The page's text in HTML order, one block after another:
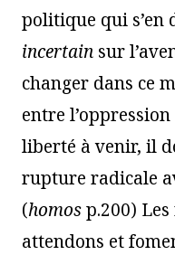
politique qui s’en
incertain sur
changer dans ce
entre
liberté à venir, il
rupture radicale
(homosp.200)
attendons et